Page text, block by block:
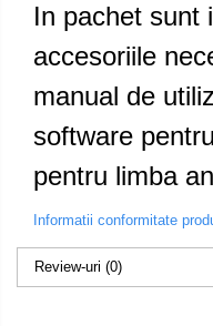
In pachet sunt
accesoriile
manual de
software
pentru limba
Informatii conformitate
Review-uri (0)